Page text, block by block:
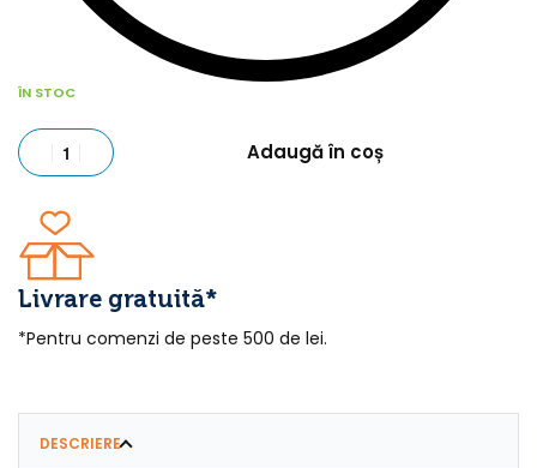
ÎN STOC
Adaugă în coș
Livrare gratuită*
*Pentru comenzi de peste 500 de lei.
DESCRIERE